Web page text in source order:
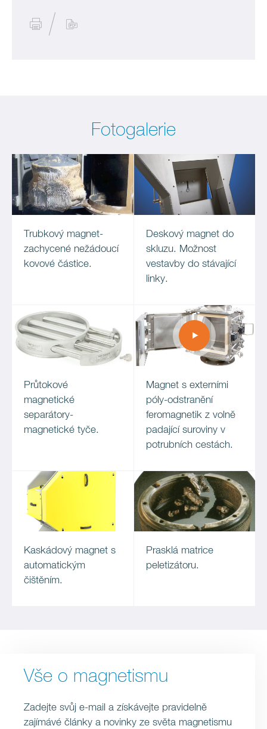
Fotogalerie
Trubkový magnet-
zachycené nežádoucí
kovové částice.
Deskový magnet do
skluzu. Možnost
vestavby do stávající
linky.
Průtokové
magnetické
separátory-
magnetické tyče.
Magnet s externími
póly-odstranění
feromagnetik z volně
padající suroviny v
potrubních cestách.
Kaskádový magnet s
automatickým
čištěním.
Prasklá matrice
peletizátoru.
Vše o magnetismu
Zadejte svůj e-mail a získávejte pravidelně
zajímávé články a novinky ze světa magnetismu